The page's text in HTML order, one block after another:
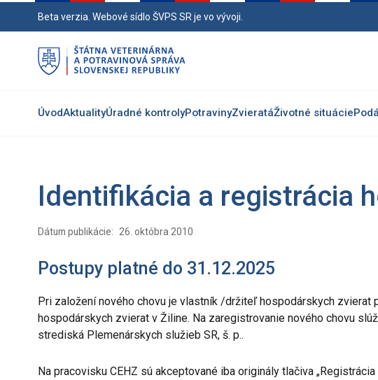
Beta verzia. Webové sídlo ŠVPS SR je vo vývoji.
ÚvodAktualityÚradné kontrolyPotravinyZvieratáŽivotné situácie
Identifikácia a registrácia
Dátum publikácie: 26. októbra 2010
Postupy platné do 31.12.2025
Pri založení nového chovu je vlastník /držiteľ hospodárskych zvierat
hospodárskych zvierat v Žiline. Na zaregistrovanie nového chovu
strediská Plemenárskych služieb SR, š. p..
Na pracovisku CEHZ sú akceptované iba originály tlačiva